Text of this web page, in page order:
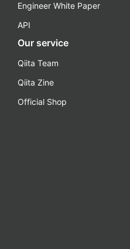
Engineer White Paper
API
Our service
Qiita Team
Qiita Zine
Official Shop